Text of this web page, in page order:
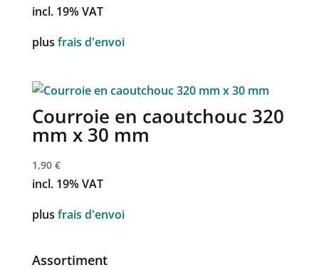
incl. 19% VAT
plus frais d'envoi
Courroie en caoutchouc 320
mm x 30 mm
1,90 €
incl. 19% VAT
plus frais d'envoi
Assortiment